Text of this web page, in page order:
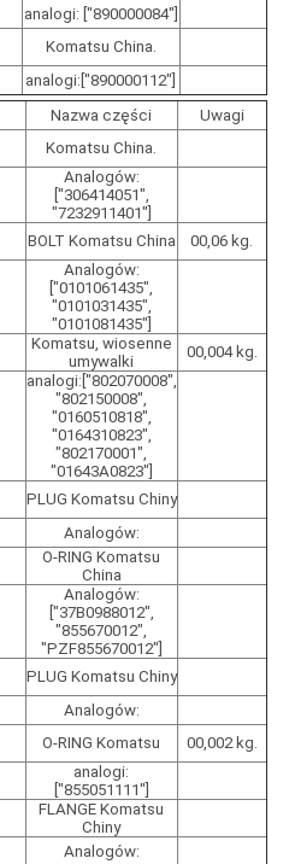
analogi: ["890000084"]
Komatsu China.
analogi:["890000112"]
Nazwa części
Uwagi
Komatsu China.
Analogów:
["306414051",
"7232911401"]
BOLT Komatsu China
00,06 kg.
Analogów:
["0101061435",
"0101031435",
"0101081435"]
Komatsu, wiosenne
umywalki
00,004 kg.
analogi:["802070008",
"802150008",
"0160510818",
"0164310823",
"802170001",
"01643A0823"]
PLUG Komatsu Chiny
Analogów:
O-RING Komatsu
China
Analogów:
["37B0988012",
"855670012",
"PZF855670012"]
PLUG Komatsu Chiny
Analogów:
O-RING Komatsu
00,002 kg.
analogi:
["855051111"]
FLANGE Komatsu
Chiny
Analogów: